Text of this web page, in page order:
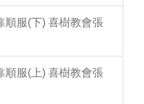
順服(下) 喜樹教會張
順服(上) 喜樹教會張